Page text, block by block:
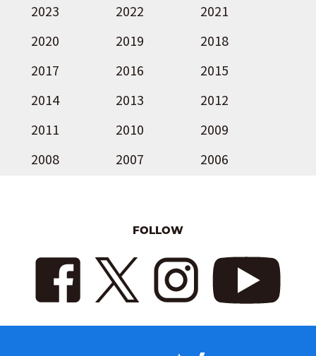
2023
2022
2021
2020
2019
2018
2017
2016
2015
2014
2013
2012
2011
2010
2009
2008
2007 2006
FOLLOW